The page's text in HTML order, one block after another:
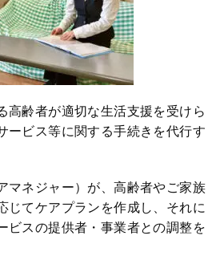
高齢者が適切な生活支援を受けら
ービス等に関する手続きを代行す
マネジャー）が、高齢者やご家族
じてケアプランを作成し、それに
ビスの提供者・事業者との調整を